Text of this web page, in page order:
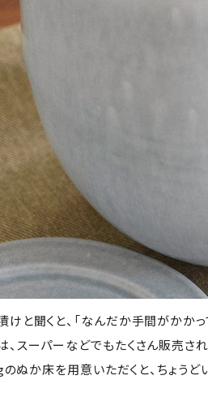
けと聞くと、「なんだか手間がかか
、スーパーなどでもたくさん販売さ
ぬか床を用意いただくと、ちょうど